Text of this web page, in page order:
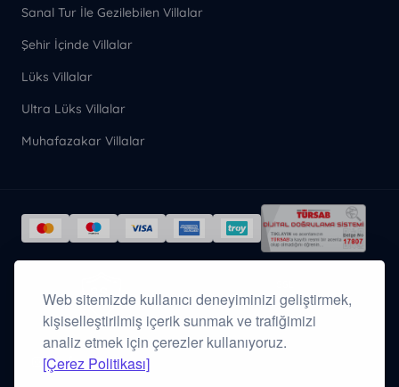
Web sitemizde kullanıcı deneyiminizi geliştirmek,
kişiselleştirilmiş içerik sunmak ve trafiğimizi
analiz etmek için çerezler kullanıyoruz.
[Çerez Politikası]
Sanal Tur İle Gezilebilen Villalar
Şehir İçinde Villalar
Lüks Villalar
Ultra Lüks Villalar
Muhafazakar Villalar
256-BIT SSL
sertifikasıylaşifrelenmiş olarak
aktarılır.